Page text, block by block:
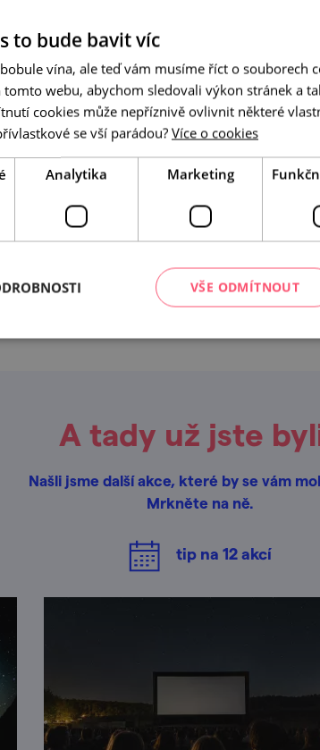
Leaflet © Seznam.cz
A tady už jste
Našli jsme další akce, které by se vám
Mrkněte na ně.
tip na 12akcí
to bude bavit víc
vína, ale teď vám musíme říct o souborech
tomto webu, abychom sledovali výkon stránek a
cookies může nepříznivě ovlivnit některé
se vší parádou? Více o cookies
Analytika Marketing
VŠE ODMÍTNOUT